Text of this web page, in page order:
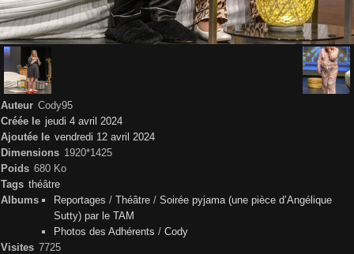
Auteur Cody95
Créée le jeudi 4 avril 2024
Ajoutée le vendredi 12 avril 2024
Dimensions 1920*1425
Poids 680 Ko
Tags théâtre
Albums
Reportages / Théâtre / Soirée pyjama (une pièce d’Angélique
Sutty) par le TAM
Photos des Adhérents / Cody
Visites 7725